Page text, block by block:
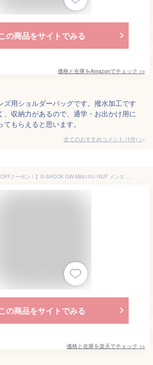
の商品をサイトでみる
価格と在庫をAmazonでチェック >>
ズ用ショルダーバッグです。撥水加工です
、収納力があるので、通学・お出かけ用に
もらえると思います。
全てのおすすめコメント (1件) >
【期間限定10%OFFクーポン！】G-SHOCK GW-M5610U-1BJF メンズ 腕時計 電波ソーラー デジタル 樹脂バンド ブラック 反転液晶 国内正規品 カシオ
の商品をサイトでみる
価格と在庫を楽天でチェック >>